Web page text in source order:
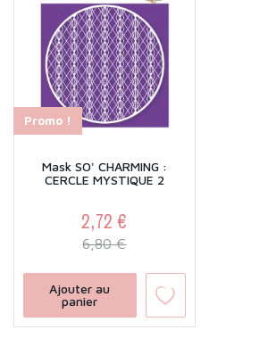
Promo !
Mask SO' CHARMING :
CERCLE MYSTIQUE 2
Prix
2,72 €
Prix de base
6,80 €
Ajouter au
panier